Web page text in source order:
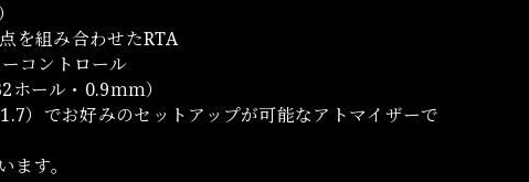
を組み合わせたRTA
コントロール
ール・0.9ｍｍ）
）でお好みのセットアップが可能なアトマイザーで
す。